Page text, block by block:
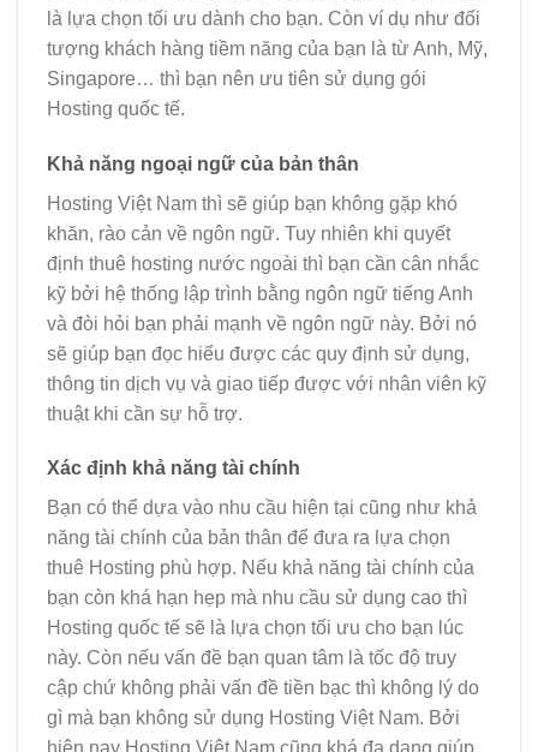
là lựa chọn tối ưu dành cho bạn. Còn ví dụ như đối
tượng khách hàng tiềm năng của bạn là từ Anh, Mỹ,
Singapore… thì bạn nên ưu tiên sử dụng gói
Hosting quốc tế.
Khả năng ngoại ngữ của bản thân
Hosting Việt Nam thì sẽ giúp bạn không gặp khó
khăn, rào cản về ngôn ngữ. Tuy nhiên khi quyết
định thuê hosting nước ngoài thì bạn cần cân nhắc
kỹ bởi hệ thống lập trình bằng ngôn ngữ tiếng Anh
và đòi hỏi bạn phải mạnh về ngôn ngữ này. Bởi nó
sẽ giúp bạn đọc hiểu được các quy định sử dụng,
thông tin dịch vụ và giao tiếp được với nhân viên kỹ
thuật khi cần sự hỗ trợ.
Xác định khả năng tài chính
Bạn có thể dựa vào nhu cầu hiện tại cũng như khả
năng tài chính của bản thân để đưa ra lựa chọn
thuê Hosting phù hợp. Nếu khả năng tài chính của
bạn còn khá hạn hẹp mà nhu cầu sử dụng cao thì
Hosting quốc tế sẽ là lựa chọn tối ưu cho bạn lúc
này. Còn nếu vấn đề bạn quan tâm là tốc độ truy
cập chứ không phải vấn đề tiền bạc thì không lý do
gì mà bạn không sử dụng Hosting Việt Nam. Bởi